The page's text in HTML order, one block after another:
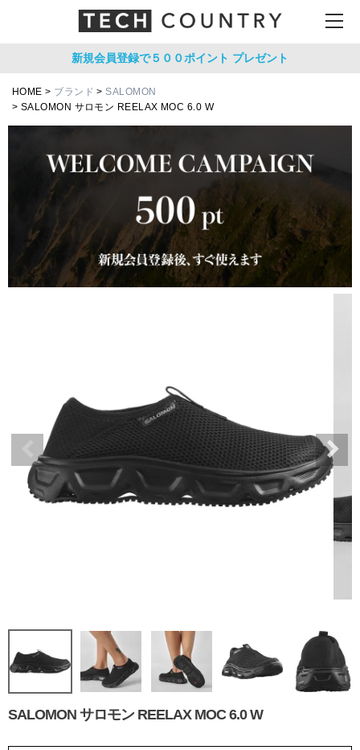
新規会員登録で５００ポイント プレゼント
HOME ブランド
SALOMON
SALOMON サロモン REELAX MOC 6.0 W
SALOMON サロモン REELAX MOC 6.0 W